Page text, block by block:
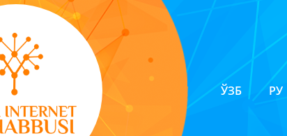
ЎЗБ РУ